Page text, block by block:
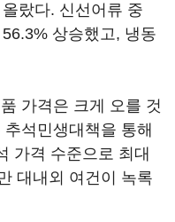
랐다. 신선어류 중
상승했고, 냉동
가격은 크게 오를 것
석민생대책을 통해
가격 수준으로 최대
대내외 여건이 녹록